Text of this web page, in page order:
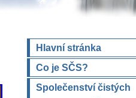
Hlavní stránka
Co je SČS?
Společenství čistých